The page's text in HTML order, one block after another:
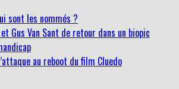
Gus Van Sant de retour dans un biopic
au reboot du film Cluedo
Christopher Nolan partage ses souvenirs de